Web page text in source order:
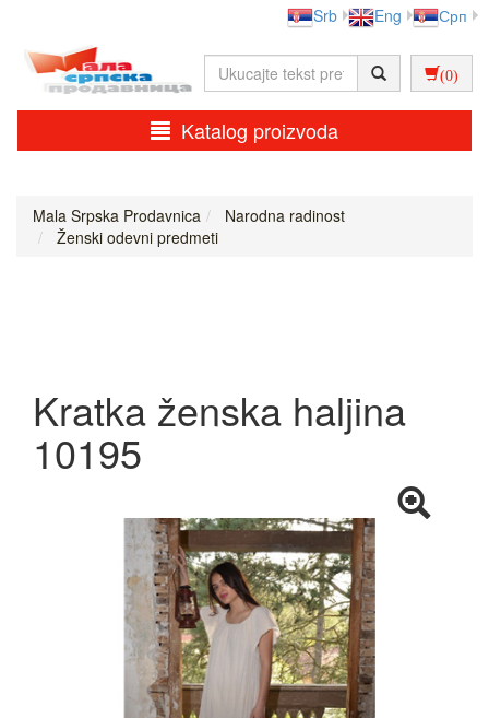
Srb Eng Срп
(0)
Katalog proizvoda
Mala Srpska Prodavnica
Narodna radinost
Ženski odevni predmeti
Kratka ženska haljina
10195